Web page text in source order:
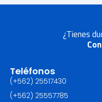
¿Tienes
Teléfonos
(+562) 25517430‬
(+562) 25557785